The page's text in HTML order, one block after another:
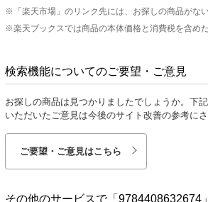
※「楽天市場」のリンク先には、お探しの商品がな
※楽天ブックスでは商品の本体価格と消費税を含め
検索機能についてのご要望・ご意見
お探しの商品は見つかりましたでしょうか。下
いただいたご意見は今後のサイト改善の参考にさ
ご要望・ご意見はこちら
その他のサービスで「9784408632674